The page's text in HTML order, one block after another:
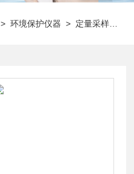
>环境保护仪器 > 定量采样机器人